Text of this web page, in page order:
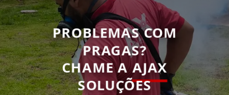
PROBLEMAS COM
PRAGAS?
CHAME AAJAX
SOLUÇÕES